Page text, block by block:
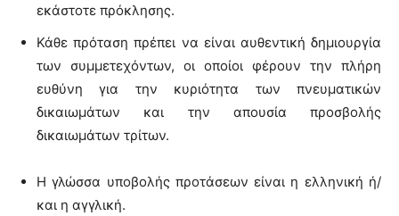
εκάστοτε πρόκλησης.
Κάθε πρόταση πρέπει να είναι αυθεντική δημιουργία
των συμμετεχόντων, οι οποίοι φέρουν την πλήρη
ευθύνη για την κυριότητα των πνευματικών
δικαιωμάτων και την απουσία προσβολής
δικαιωμάτων τρίτων.
Η γλώσσα υποβολής προτάσεων είναι η ελληνική ή/
και η αγγλική.